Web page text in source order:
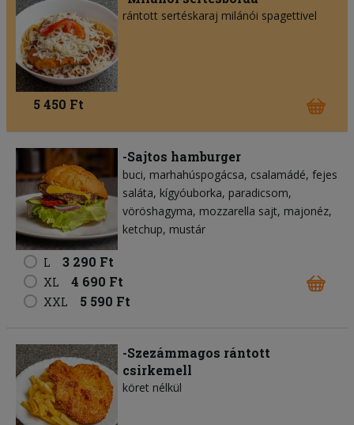
rántott sertéskaraj milánói spagettivel
5 450 Ft
-Sajtos hamburger
buci marhahúspogácsa csalamádé fejes
saláta kígyóuborka paradicsom
vöröshagyma mozzarella sajt majonéz
ketchup mustár
L 3 290 Ft
XL 4 690 Ft
XXL 5 590 Ft
-Szezámmagos rántott
csirkemell
köret nélkül